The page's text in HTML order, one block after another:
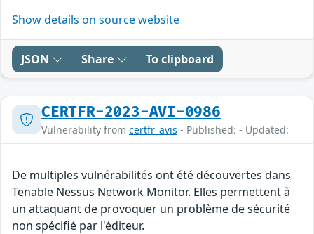
Show details on source website
JSON Share To clipboard
CERTFR-2023-AVI-0986
Vulnerability from certfr_avis - Published: - Updated:
De multiples vulnérabilités ont été découvertes dans
Tenable Nessus Network Monitor. Elles permettent à
un attaquant de provoquer un problème de sécurité
non spécifié par l'éditeur.